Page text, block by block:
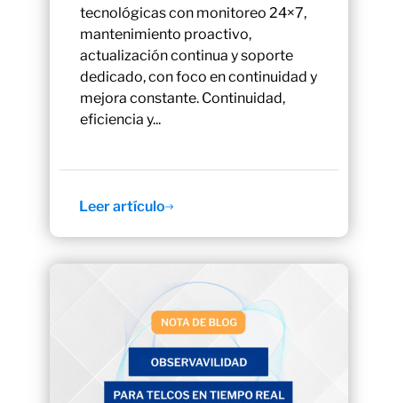
tecnológicas con monitoreo 24×7,
mantenimiento proactivo,
actualización continua y soporte
dedicado, con foco en continuidad y
mejora constante. Continuidad,
eficiencia y...
Leer artículo